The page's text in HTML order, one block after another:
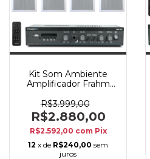
Kit Som Ambiente
Amplificador Frahm
8 Arandelas JBL
6CO1Q
R$3.999,00
R$2.880,00
R$2.592,00 com Pix
12 x de R$240,00 sem
juros